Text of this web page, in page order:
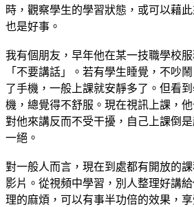
時，觀察學生的學習狀態，或可以藉
也是好事。
我有個朋友，早年他在某一技職學校
「不要講話」。若有學生睡覺，不吵
了手機，一般上課就安靜多了。但看
機，總覺得不舒服。現在視訊上課，
對他來講反而不受干擾，自己上課倒
一絕。
對一般人而言，現在到處都有開放的
影片。從視頻中學習，別人整理好講
理的麻煩，可以有事半功倍的效果，